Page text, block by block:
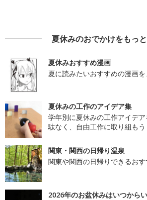
夏休みのおでかけをもっ
夏休みおすすめ漫画
夏に読みたいおすすめの漫画を
夏休みの工作のアイデア集
学年別に夏休みの工作アイデ
駄なく、自由工作に取り組もう
関東・関西の日帰り温泉
関東や関西の日帰りできるお
2026年のお盆休みはいつから